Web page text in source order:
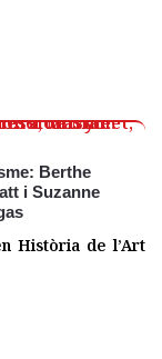
Berthe
i Suzanne
Història de l’Art